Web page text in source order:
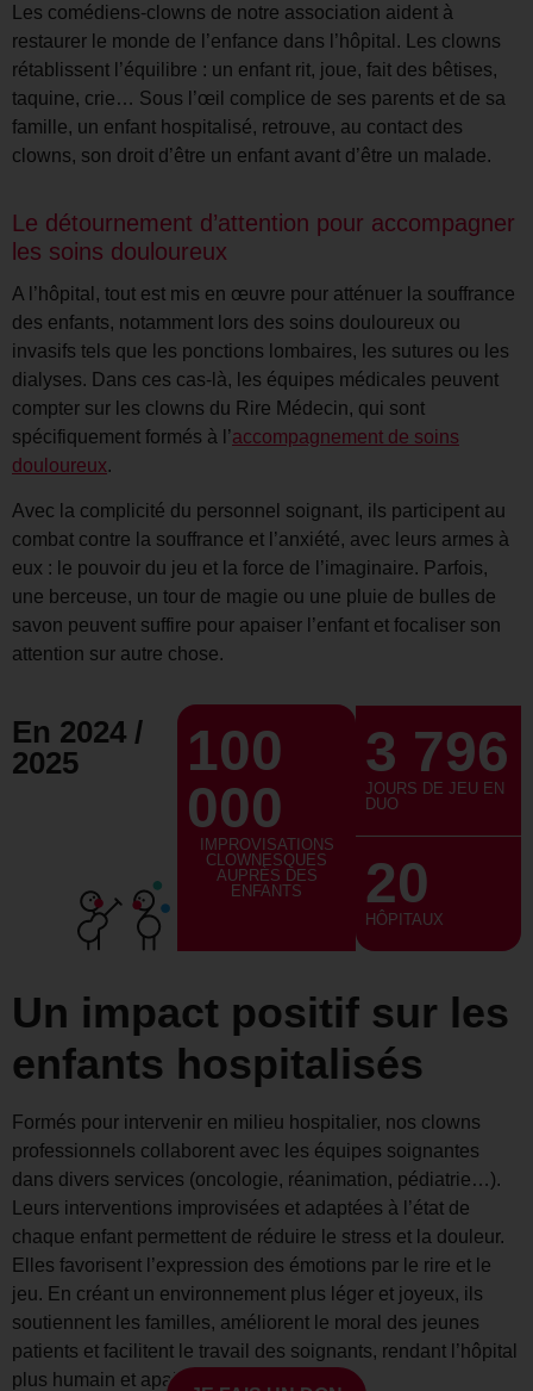
Les comédiens-clowns de notre association aident à
restaurer le monde de l’enfance dans l’hôpital. Les clowns
rétablissent l’équilibre : un enfant rit, joue, fait des bêtises,
taquine, crie… Sous l’œil complice de ses parents et de sa
famille, un enfant hospitalisé, retrouve, au contact des
clowns, son droit d’être un enfant avant d’être un malade.
Le détournement d’attention pour accompagner
les soins douloureux
A l’hôpital, tout est mis en œuvre pour atténuer la souffrance
des enfants, notamment lors des soins douloureux ou
invasifs tels que les ponctions lombaires, les sutures ou les
dialyses. Dans ces cas-là, les équipes médicales peuvent
compter sur les clowns du Rire Médecin, qui sont
spécifiquement formés à l’accompagnement de soins
douloureux.
Avec la complicité du personnel soignant, ils participent au
combat contre la souffrance et l’anxiété, avec leurs armes à
eux : le pouvoir du jeu et la force de l’imaginaire. Parfois,
une berceuse, un tour de magie ou une pluie de bulles de
savon peuvent suffire pour apaiser l’enfant et focaliser son
attention sur autre chose.
En 2024 /
2025
100
000
IMPROVISATIONS
CLOWNESQUES
AUPRÈS DES
ENFANTS
3 796
JOURS DE JEU EN
DUO
20
HÔPITAUX
Un impact positif sur les
enfants hospitalisés
Formés pour intervenir en milieu hospitalier, nos clowns
professionnels collaborent avec les équipes soignantes
dans divers services (oncologie, réanimation, pédiatrie…).
Leurs interventions improvisées et adaptées à l’état de
chaque enfant permettent de réduire le stress et la douleur.
Elles favorisent l’expression des émotions par le rire et le
jeu. En créant un environnement plus léger et joyeux, ils
soutiennent les familles, améliorent le moral des jeunes
patients et facilitent le travail des soignants, rendant l’hôpital
plus humain et apaisant.